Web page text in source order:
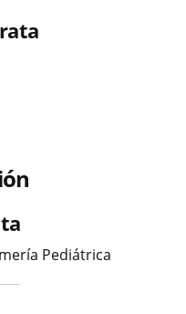
Pediátrica